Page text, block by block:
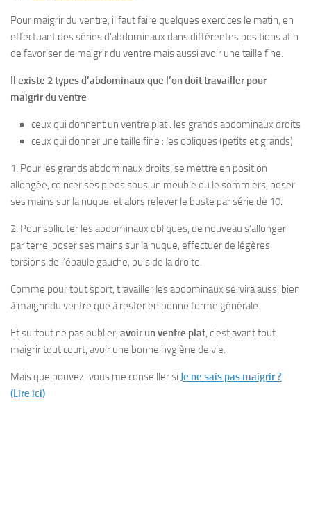
Pour maigrir du ventre, il faut faire quelques exercices le matin, en
effectuant des séries d’abdominaux dans différentes positions afin
de favoriser de maigrir du ventre mais aussi avoir une taille fine.
Il existe 2 types d’abdominaux que l’on doit travailler pour
maigrir du ventre
ceux qui donnent un ventre plat : les grands abdominaux droits
ceux qui donner une taille fine : les obliques (petits et grands)
1. Pour les grands abdominaux droits, se mettre en position
allongée, coincer ses pieds sous un meuble ou le sommiers, poser
ses mains sur la nuque, et alors relever le buste par série de 10.
2. Pour solliciter les abdominaux obliques, de nouveau s’allonger
par terre, poser ses mains sur la nuque, effectuer de légères
torsions de l’épaule gauche, puis de la droite.
Comme pour tout sport, travailler les abdominaux servira aussi bien
à maigrir du ventre que à rester en bonne forme générale.
Et surtout ne pas oublier, avoir un ventre plat, c’est avant tout
maigrir tout court, avoir une bonne hygiène de vie.
Mais que pouvez-vous me conseiller si Je ne sais pas maigrir ?
(Lire ici)